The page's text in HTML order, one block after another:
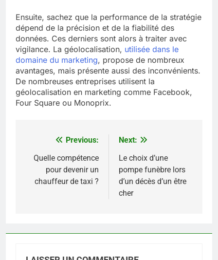
Ensuite, sachez que la performance de la stratégie
dépend de la précision et de la fiabilité des
données. Ces derniers sont alors à traiter avec
vigilance. La géolocalisation, utilisée dans le
domaine du marketing, propose de nombreux
avantages, mais présente aussi des inconvénients.
De nombreuses entreprises utilisent la
géolocalisation en marketing comme Facebook,
Four Square ou Monoprix.
Navigation
de
l’article
Previous:
Quelle compétence
pour devenir un
chauffeur de taxi ?
Next:
Le choix d’une
pompe funèbre lors
d’un décès d’un être
cher